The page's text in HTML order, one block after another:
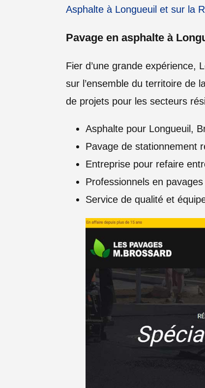
Asphalte à Longueuil et sur la
Pavage en asphalte à
Fier d’une grande expérience,
sur l’ensemble du territoire de
de projets pour les secteurs
Asphalte pour Longueuil,
Pavage de stationnement
Entreprise pour refaire
Professionnels en
Service de qualité et